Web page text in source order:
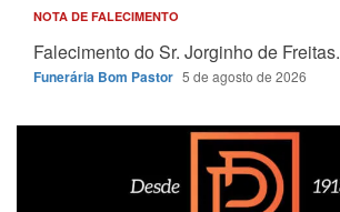
NOTA DE FALECIMENTO
Falecimento do Sr. Jorginho de Freitas.
Funerária Bom Pastor 5 de agosto de 2026